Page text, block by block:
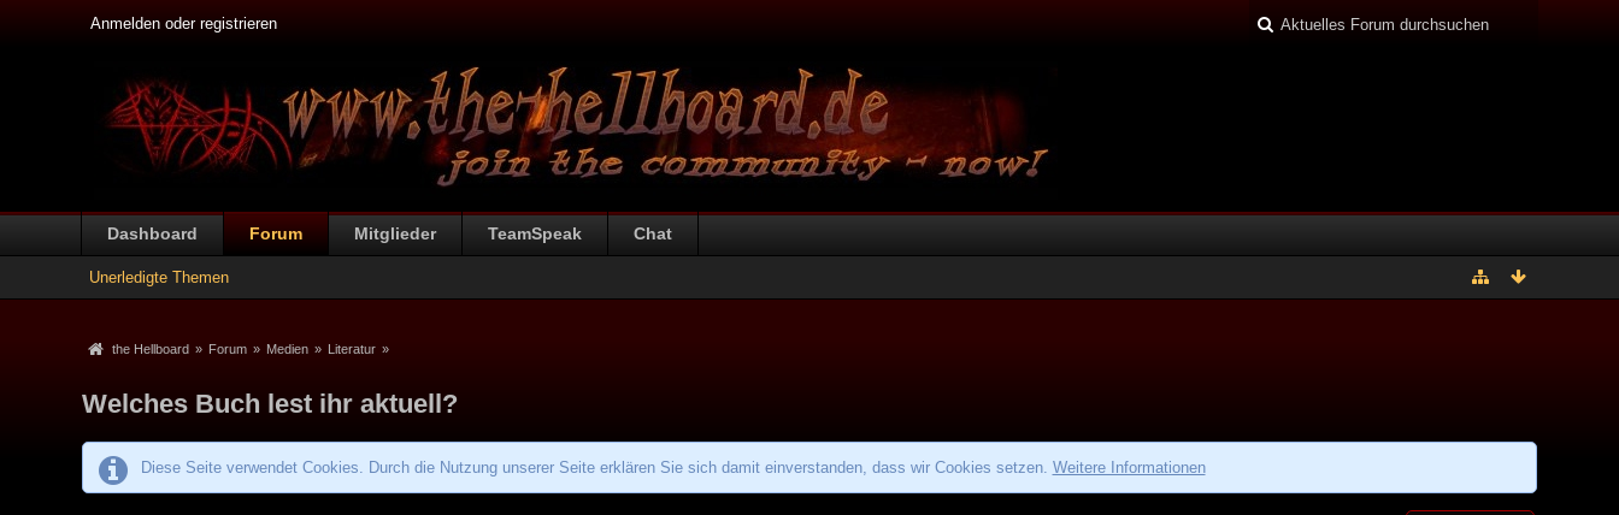
Anmelden oder registrieren
Dashboard Forum Mitglieder TeamSpeak Chat
Unerledigte Themen
the Hellboard » Forum » Medien » Literatur »
Welches Buch lest ihr aktuell?
Diese Seite verwendet Cookies. Durch die Nutzung unserer Seite erklären Sie sich damit einverstanden, dass wir Cookies setzen. Weitere Informationen